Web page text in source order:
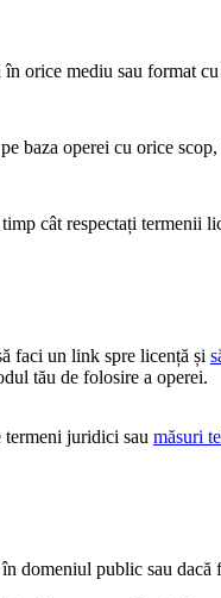
orice mediu sau format
baza operei cu orice
cât respectați termenii
faci un link spre licență și
tău de folosire a operei.
juridici sau măsuri
domeniul public sau dacă